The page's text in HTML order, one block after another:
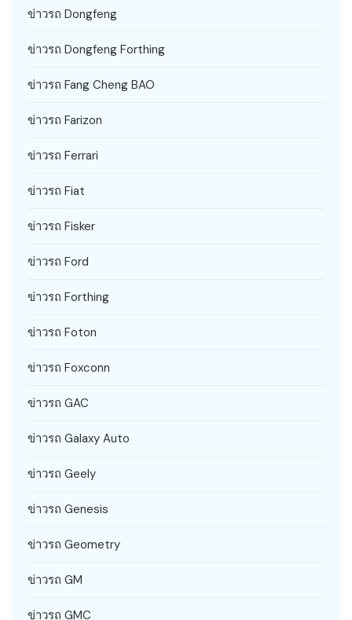
ข่าวรถ Dongfeng
ข่าวรถ Dongfeng Forthing
ข่าวรถ Fang Cheng BAO
ข่าวรถ Farizon
ข่าวรถ Ferrari
ข่าวรถ Fiat
ข่าวรถ Fisker
ข่าวรถ Ford
ข่าวรถ Forthing
ข่าวรถ Foton
ข่าวรถ Foxconn
ข่าวรถ GAC
ข่าวรถ Galaxy Auto
ข่าวรถ Geely
ข่าวรถ Genesis
ข่าวรถ Geometry
ข่าวรถ GM
ข่าวรถ GMC